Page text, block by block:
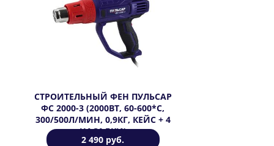
СТРОИТЕЛЬНЫЙ ФЕН ПУЛЬСАР
ФС 2000-3 (2000ВТ, 60-600*C,
300/500Л/МИН, 0,9КГ, КЕЙС + 4
НАСАДКИ)
2 490 руб.